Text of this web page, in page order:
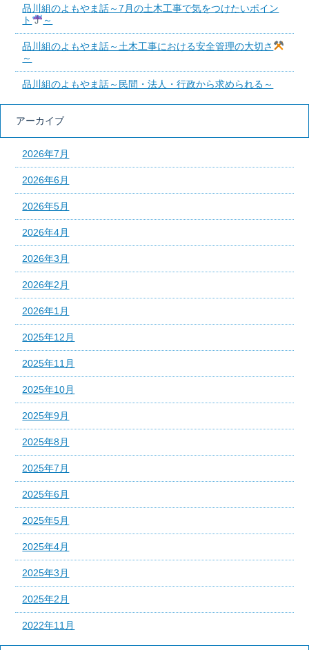
品川組のよもやま話～7月の土木工事で気をつけたいポイン
ト
～
品川組のよもやま話～土木工事における安全管理の大切さ
～
品川組のよもやま話～民間・法人・行政から求められる～
アーカイブ
2026年7月
2026年6月
2026年5月
2026年4月
2026年3月
2026年2月
2026年1月
2025年12月
2025年11月
2025年10月
2025年9月
2025年8月
2025年7月
2025年6月
2025年5月
2025年4月
2025年3月
2025年2月
2022年11月